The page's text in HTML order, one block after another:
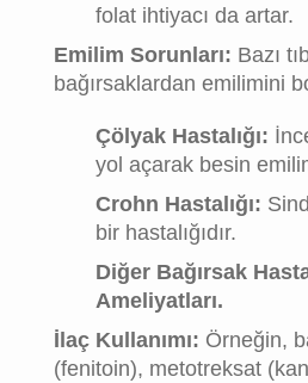
folat ihtiyacı da artar.
Emilim Sorunları: Bazı
bağırsaklardan emilimini
Çölyak Hastalığı:
yol açarak besin
Crohn Hastalığı:
bir hastalığıdır.
Diğer Bağırsak
Ameliyatları.
İlaç Kullanımı: Örneğin,
(fenitoin), metotreksat